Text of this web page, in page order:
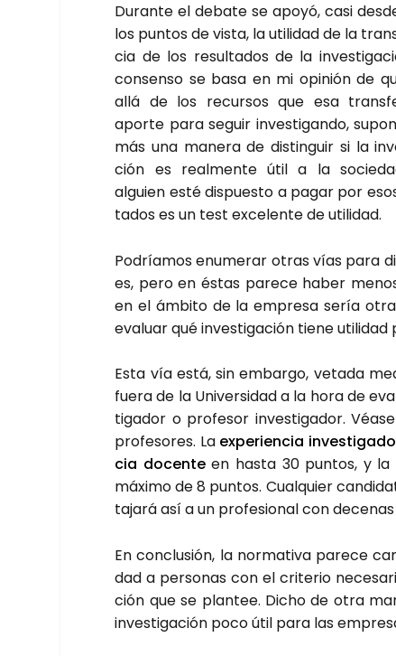
Duran­te el deba­te se apo­yó, casi
los pun­tos de vis­ta, la uti­li­dad de la
cia de los resul­ta­dos de la
con­sen­so se basa en mi opi­nión de
allá de los recur­sos que esa
apor­te para seguir inves­ti­gan­do,
más una mane­ra de dis­tin­guir si la
ción es real­men­te útil a la
alguien esté dis­pues­to a pagar por
ta­dos es un test exce­len­te de uti­li­dad.
Podría­mos enu­me­rar otras vías para
es, pero en éstas pare­ce haber
en el ámbi­to de la empre­sa sería
eva­luar qué inves­ti­ga­ción tie­ne
Esta vía está, sin embar­go, veta­da
fue­ra de la Uni­ver­si­dad a la hora de
ti­ga­dor o pro­fe­sor inves­ti­ga­dor.
pro­fe­so­res. La expe­rien­cia
cia docen­teen has­ta 30 pun­tos, y la
máxi­mo de 8 pun­tos. Cual­quier
ta­ja­rá así a un pro­fe­sio­nal con
En con­clu­sión, la nor­ma­ti­va pare­ce
dad a per­so­nas con el cri­te­rio
ción que se plan­tee. Dicho de otra
inves­ti­ga­ción poco útil para las